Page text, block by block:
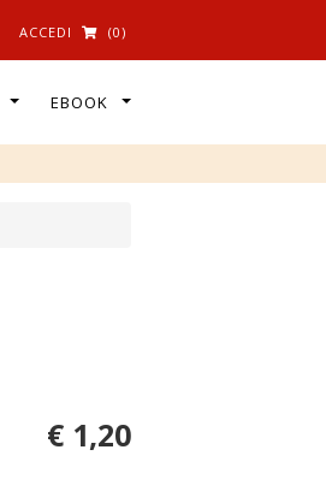
ACCEDI (0)
EBOOK
€ 1,20